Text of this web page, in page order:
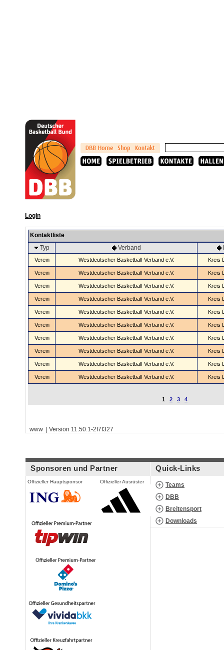
Login
Kontaktliste
Typ
Verband
Verein Westdeutscher Basketball-Verband e.V. Kreis
Verein Westdeutscher Basketball-Verband e.V. Kreis
Verein Westdeutscher Basketball-Verband e.V. Kreis
Verein Westdeutscher Basketball-Verband e.V. Kreis
Verein Westdeutscher Basketball-Verband e.V. Kreis
Verein Westdeutscher Basketball-Verband e.V. Kreis
Verein Westdeutscher Basketball-Verband e.V. Kreis
Verein Westdeutscher Basketball-Verband e.V. Kreis
Verein Westdeutscher Basketball-Verband e.V. Kreis
Verein Westdeutscher Basketball-Verband e.V. Kreis
1 2 3 4
www | Version 11.50.1-2f7f327
Sponsoren und Partner
Offizieller Hauptsponsor Offizieller Ausrüster
Quick-Links
Teams
DBB
Breitensport
Downloads